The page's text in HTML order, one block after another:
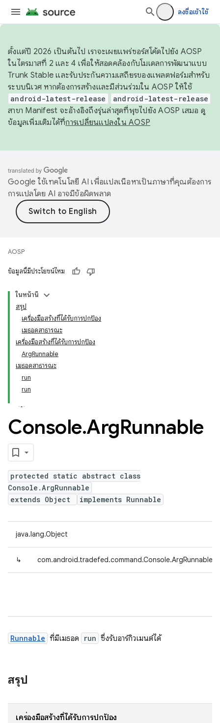
ลงชื่อเข้าใช้
ตั้งแต่ปี 2026 เป็นต้นไป เราจะเผยแพร่ซอร์สโค้ดไปยัง AOSP
ในไตรมาสที่ 2 และ 4 เพื่อให้สอดคล้องกับโมเดลการพัฒนาแบบ
Trunk Stable และรับประกันความเสถียรของแพลตฟอร์มสำหรับ
ระบบนิเวศ หากต้องการสร้างและมีส่วนร่วมใน AOSP ให้ใช้
android-latest-release android-latest-release
สาขา Manifest จะอ้างอิงถึงรุ่นล่าสุดที่พุชไปยัง AOSP เสมอ ดู
ข้อมูลเพิ่มเติมได้ที่การเปลี่ยนแปลงใน AOSP
Google ใช้เทคโนโลยี AI เพื่อแปลเนื้อหาเป็นภาษาที่คุณต้องการ
การแปลโดย AI อาจมีข้อผิดพลาด
AOSP
ข้อมูลนี้มีประโยชน์ไหม
ในหน้านี้
สรุป
เครื่องมือสร้างที่ได้รับการปกป้อง
เมธอดสาธารณะ
เครื่องมือสร้างที่ได้รับการปกป้อง
ArgRunnable
เมธอดสาธารณะ
run
run
Console.ArgRunnable
protected static abstract class
Console.ArgRunnable
extends Object
implements Runnable
java.lang.Object
↳
Runnable ที่มีเมธอด run ซึ่งรับอาร์กิวเมนต์ได้
สรุป
เครื่องมือสร้างที่ได้รับการปกป้อง